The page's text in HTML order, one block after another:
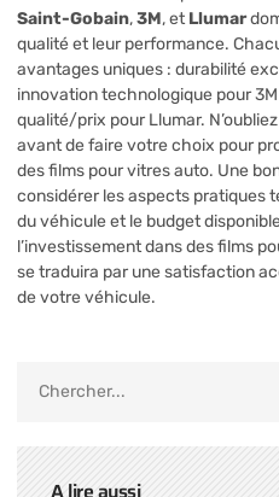
Saint-Gobain,3M, etLlumar
qualité et leur performance.
avantages uniques : durabilité
innovation technologique pour
qualité/prix pour Llumar.
avant de faire votre choix pour
des films pour vitres auto. Une
considérer les aspects pratiques
du véhicule et le budget
l’investissement dans des films
se traduira par une satisfaction
de votre véhicule.